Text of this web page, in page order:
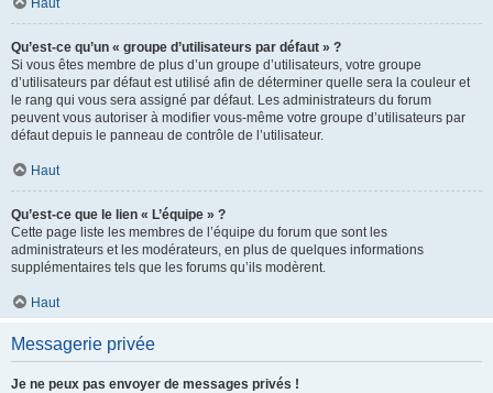
Haut
Qu’est-ce qu’un « groupe d’utilisateurs par défaut » ?
Si vous êtes membre de plus d’un groupe d’utilisateurs, votre groupe
d’utilisateurs par défaut est utilisé afin de déterminer quelle sera la couleur et
le rang qui vous sera assigné par défaut. Les administrateurs du forum
peuvent vous autoriser à modifier vous-même votre groupe d’utilisateurs par
défaut depuis le panneau de contrôle de l’utilisateur.
Haut
Qu’est-ce que le lien « L’équipe » ?
Cette page liste les membres de l’équipe du forum que sont les
administrateurs et les modérateurs, en plus de quelques informations
supplémentaires tels que les forums qu’ils modèrent.
Haut
Messagerie privée
Je ne peux pas envoyer de messages privés !